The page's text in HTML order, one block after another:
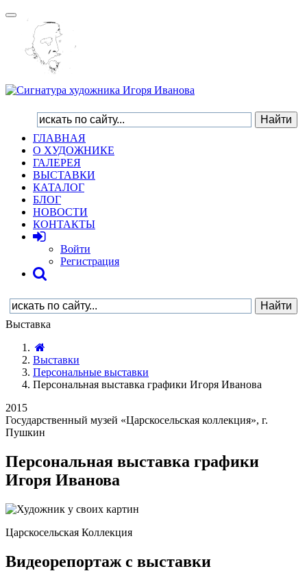
Toggle
navigation
ГЛАВНАЯ
О ХУДОЖНИКЕ
ГАЛЕРЕЯ
ВЫСТАВКИ
КАТАЛОГ
БЛОГ
НОВОСТИ
КОНТАКТЫ
Войти
Регистрация
Выставка
Выставки
Персональные выставки
Персональная выставка графики Игоря Иванова
2015
Государственный музей «Царскосельская коллекция», г.
Пушкин
Персональная выставка графики
Игоря Иванова
Царскосельская Коллекция
Видеорепортаж с выставки